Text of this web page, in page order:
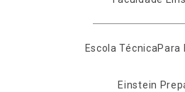
Escola TécnicaPara
Einstein